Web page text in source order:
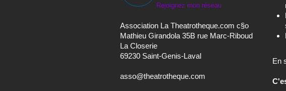
Rejoignez mon réseau
Association La Theatrotheque.com c§o
Mathieu Girandola 35B rue Marc-Riboud
La Closerie
69230 Saint-Genis-Laval
asso@theatrotheque.com
En